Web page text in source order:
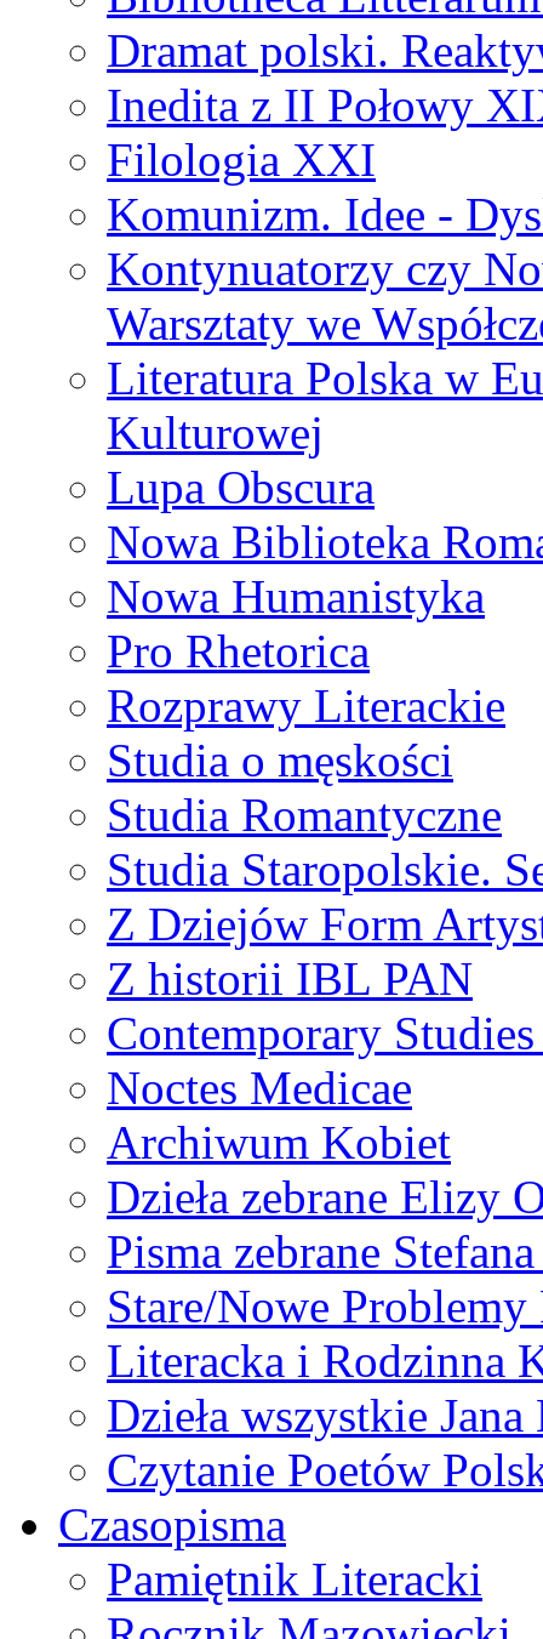
Dramat polski.
Inedita z II Połowy
Filologia XXI
Komunizm. Idee -
Kontynuatorzy czy
Warsztaty we
Literatura Polska w
Kulturowej
Lupa Obscura
Nowa Biblioteka
Nowa Humanistyka
Pro Rhetorica
Rozprawy Literackie
Studia o męskości
Studia Romantyczne
Studia Staropolskie.
Z Dziejów Form
Z historii IBL PAN
Contemporary
Noctes Medicae
Archiwum Kobiet
Dzieła zebrane Elizy
Pisma zebrane
Stare/Nowe
Literacka i Rodzinna
Dzieła wszystkie
Czytanie Poetów
Czasopisma
Pamiętnik Literacki